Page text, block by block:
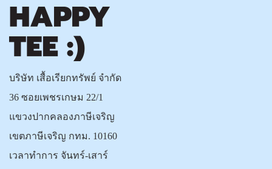
บริษัท เสื้อเรียกทรัพย์ จำกัด
36 ซอยเพชรเกษม 22/1
แขวงปากคลองภาษีเจริญ
เขตภาษีเจริญ กทม. 10160
เวลาทำการ จันทร์-เสาร์